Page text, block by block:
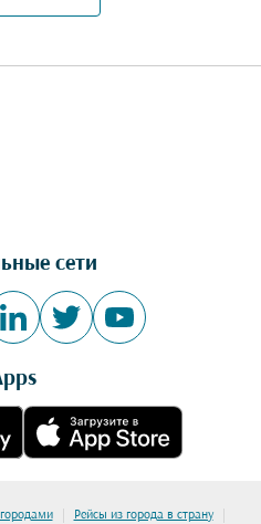
сети
| Рейсы из города в страну |